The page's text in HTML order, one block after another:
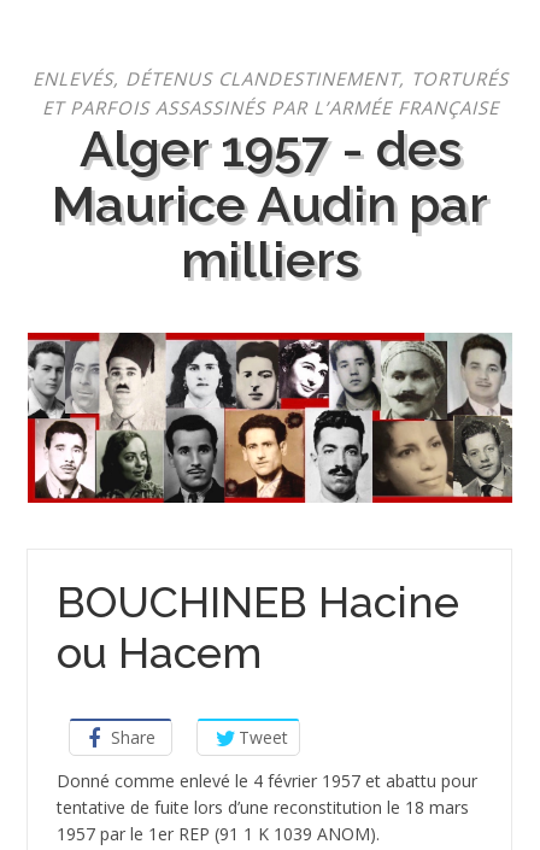
contenu
ENLEVÉS, DÉTENUS CLANDESTINEMENT, TORTURÉS
ET PARFOIS ASSASSINÉS PAR L’ARMÉE FRANÇAISE
Alger 1957 - des
Maurice Audin par
milliers
BOUCHINEB Hacine
ou Hacem
Share
Tweet
Donné comme enlevé le 4 février 1957 et abattu pour
tentative de fuite lors d’une reconstitution le 18 mars
1957 par le 1er REP (91 1 K 1039 ANOM).